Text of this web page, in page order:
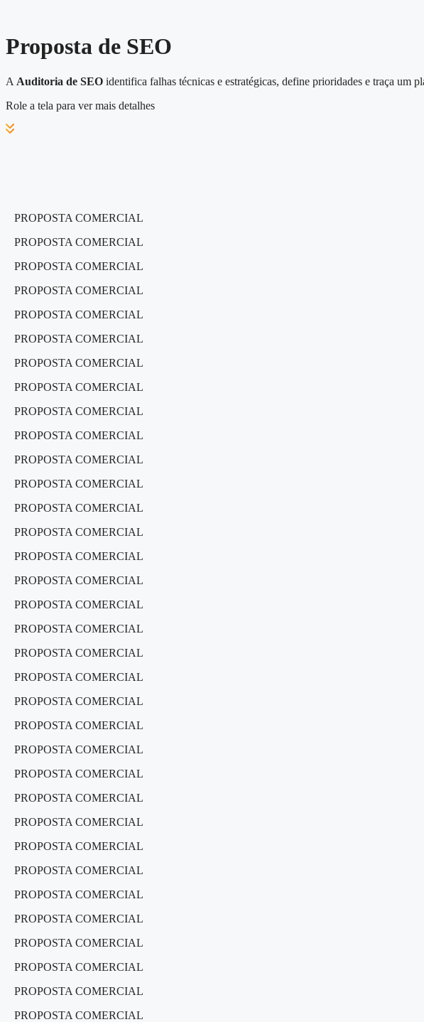
Proposta de SEO
A Auditoria de SEO identifica falhas técnicas e estratégicas, define prioridades e traça um
Role a tela para ver mais detalhes
PROPOSTA COMERCIAL
PROPOSTA COMERCIAL
PROPOSTA COMERCIAL
PROPOSTA COMERCIAL
PROPOSTA COMERCIAL
PROPOSTA COMERCIAL
PROPOSTA COMERCIAL
PROPOSTA COMERCIAL
PROPOSTA COMERCIAL
PROPOSTA COMERCIAL
PROPOSTA COMERCIAL
PROPOSTA COMERCIAL
PROPOSTA COMERCIAL
PROPOSTA COMERCIAL
PROPOSTA COMERCIAL
PROPOSTA COMERCIAL
PROPOSTA COMERCIAL
PROPOSTA COMERCIAL
PROPOSTA COMERCIAL
PROPOSTA COMERCIAL
PROPOSTA COMERCIAL
PROPOSTA COMERCIAL
PROPOSTA COMERCIAL
PROPOSTA COMERCIAL
PROPOSTA COMERCIAL
PROPOSTA COMERCIAL
PROPOSTA COMERCIAL
PROPOSTA COMERCIAL
PROPOSTA COMERCIAL
PROPOSTA COMERCIAL
PROPOSTA COMERCIAL
PROPOSTA COMERCIAL
PROPOSTA COMERCIAL
PROPOSTA COMERCIAL